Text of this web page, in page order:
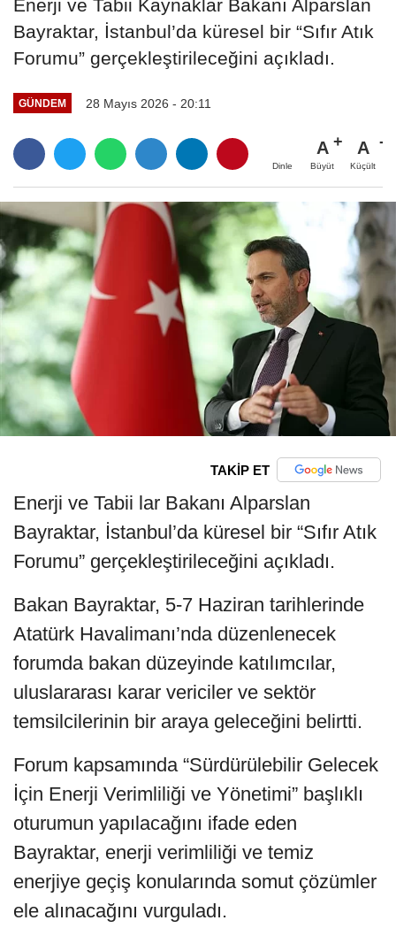
Enerji ve Tabii Kaynaklar Bakanı Alparslan
Bayraktar, İstanbul’da küresel bir “Sıfır Atık
Forumu” gerçekleştirileceğini açıkladı.
GÜNDEM 28 Mayıs 2026 - 20:11
Dinle
A
Büyüt
A
Küçült
TAKİP ET
Enerji ve Tabii lar Bakanı Alparslan
Bayraktar, İstanbul’da küresel bir “Sıfır Atık
Forumu” gerçekleştirileceğini açıkladı.
Bakan Bayraktar, 5-7 Haziran tarihlerinde
Atatürk Havalimanı’nda düzenlenecek
forumda bakan düzeyinde katılımcılar,
uluslararası karar vericiler ve sektör
temsilcilerinin bir araya geleceğini belirtti.
Forum kapsamında “Sürdürülebilir Gelecek
İçin Enerji Verimliliği ve Yönetimi” başlıklı
oturumun yapılacağını ifade eden
Bayraktar, enerji verimliliği ve temiz
enerjiye geçiş konularında somut çözümler
ele alınacağını vurguladı.